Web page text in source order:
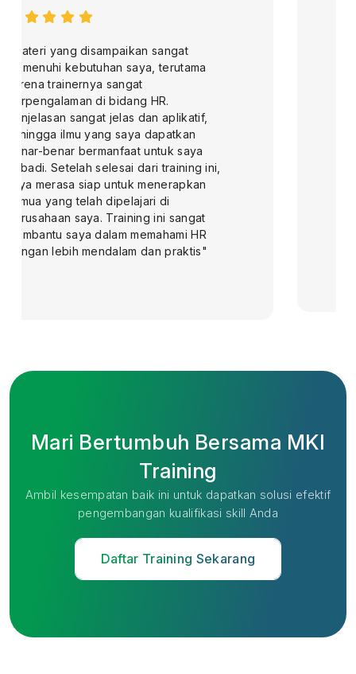
"Mengikuti pelatihan di MKI Training ini
benar-benar luar biasa dan memberikan
bermanfaat. Materi yang disampaikan
tidak hanya informatif, tetapi juga
mudah dipahami dan langsung dapat
diaplikasikan dalam pekerjaan saya
sehari-hari. Saya merasa lebih percaya
diri dalam menjalankan tugas-tugas di
job desk saya karena pengetahuan
baru yang didadapatkan. Selain itu,
instruktur juga sangat berpengalaman,
memberikan contoh-contoh nyata yang
membantu saya memahami konsep
lebih dalam"
Mari Bertumbuh Bersama MKI
Training
Ambil kesempatan baik ini untuk dapatkan solusi efektif
pengembangan kualifikasi skill Anda
Daftar Training Sekarang